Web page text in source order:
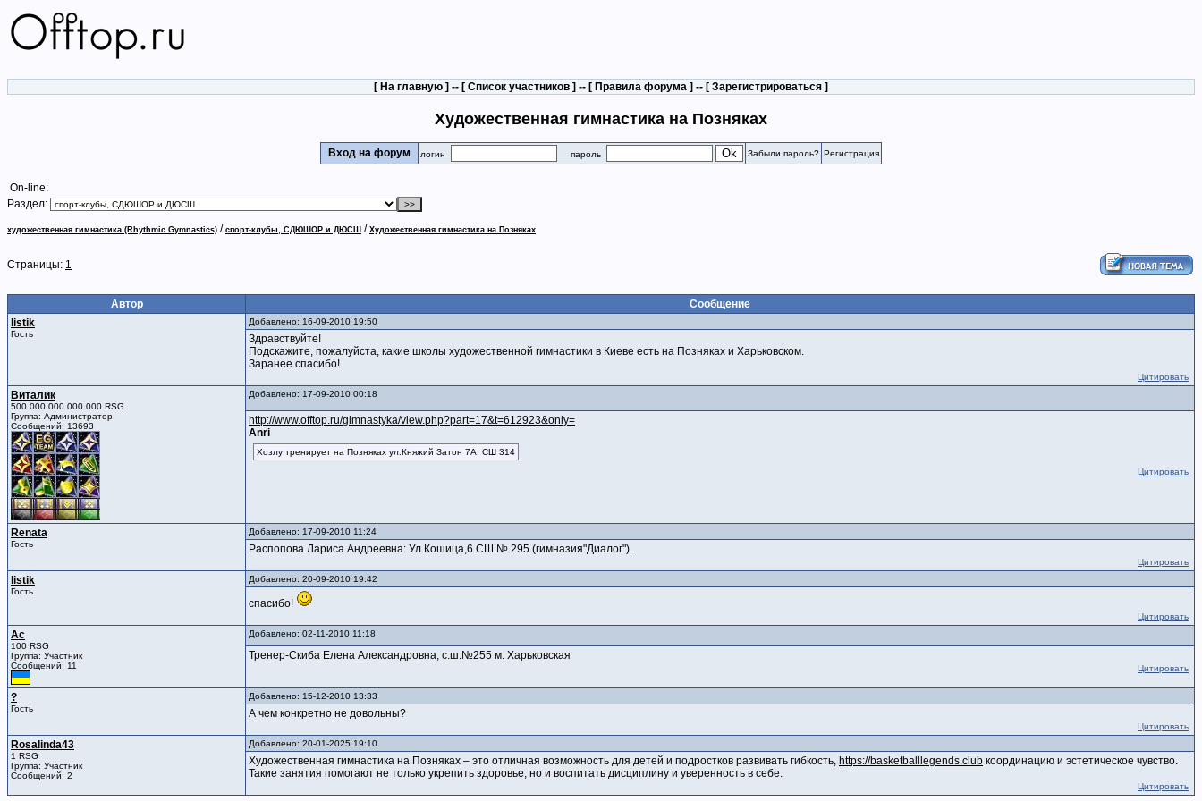
[ На главную ] -- [ Список участников ] -- [ Правила форума ] -- [ Зарегистрироваться ]
Художественная гимнастика на Позняках
Вход на форум логин пароль Забыли пароль? Регистрация
On-line:
Раздел:
художественная гимнастика (Rhythmic Gymnastics) / спорт-клубы, СДЮШОР и ДЮСШ / Художественная гимнастика на Позняках
Страницы: 1
Автор
Сообщение
listik
Гость
Добавлено: 16-09-2010 19:50
Здравствуйте!
Подскажите, пожалуйста, какие школы художественной гимнастики в Киеве есть на Позняках и Харьковском.
Заранее спасибо!
Цитировать
Виталик
500 000 000 000 000 RSG
Группа: Администратор
Сообщений: 13693
Добавлено: 17-09-2010 00:18
http://www.offtop.ru/gimnastyka/view.php?part=17&t=612923&only=
Anri
Хозлу тренирует на Позняках ул.Княжий Затон 7А. СШ 314
Цитировать
Renata
Гость
Добавлено: 17-09-2010 11:24
Распопова Лариса Андреевна: Ул.Кошица,6 СШ № 295 (гимназия"Диалог").
Цитировать
listik
Гость
Добавлено: 20-09-2010 19:42
спасибо!
Цитировать
Ас
100 RSG
Группа: Участник
Сообщений: 11
Добавлено: 02-11-2010 11:18
Тренер-Скиба Елена Александровна, с.ш.№255 м. Харьковская
Цитировать
?
Гость
Добавлено: 15-12-2010 13:33
А чем конкретно не довольны?
Цитировать
Rosalinda43
1 RSG
Группа: Участник
Сообщений: 2
Добавлено: 20-01-2025 19:10
Художественная гимнастика на Позняках – это отличная возможность для детей и подростков развивать гибкость, https://basketballlegends.club координацию и эстетическое чувство.
Такие занятия помогают не только укрепить здоровье, но и воспитать дисциплину и уверенность в себе.
Цитировать